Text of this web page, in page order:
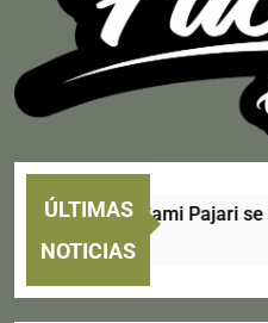
ÚLTIMAS
NOTICIAS
triunfo local: Sami Pajari se